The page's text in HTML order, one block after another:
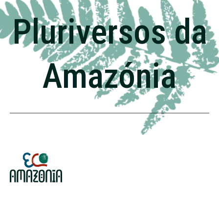
Pluriversos da
Amazónia